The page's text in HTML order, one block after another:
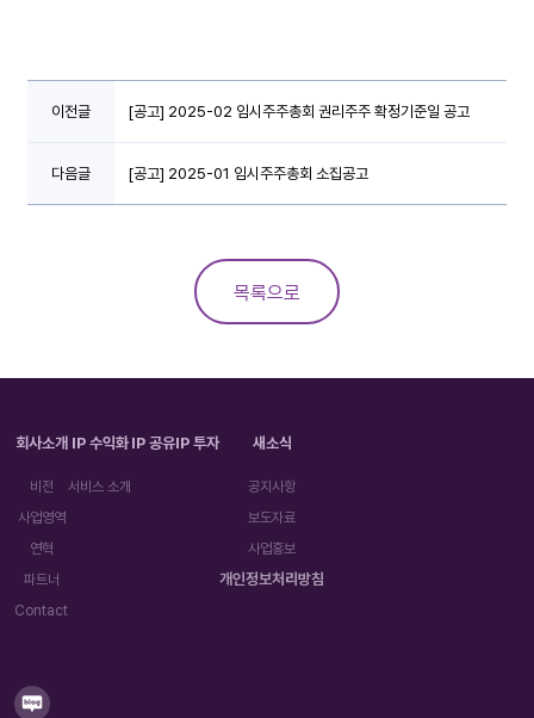
이전글 [공고] 2025-02 임시주주총회 권리주주 확정기준일 공고
다음글 [공고] 2025-01 임시주주총회 소집공고
목록으로
회사소개
비전
사업영역
연혁
파트너
Contact
IP 수익화
서비스 소개
IP 공유IP 투자 새소식
공지사항
보도자료
사업홍보
개인정보처리방침